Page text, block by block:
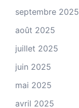
septembre 2025
août 2025
juillet 2025
juin 2025
mai 2025
avril 2025